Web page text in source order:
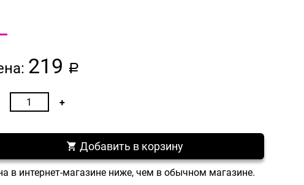
219 a
Добавить в корзину
в интернет-магазине ниже, чем в обычном магазине.